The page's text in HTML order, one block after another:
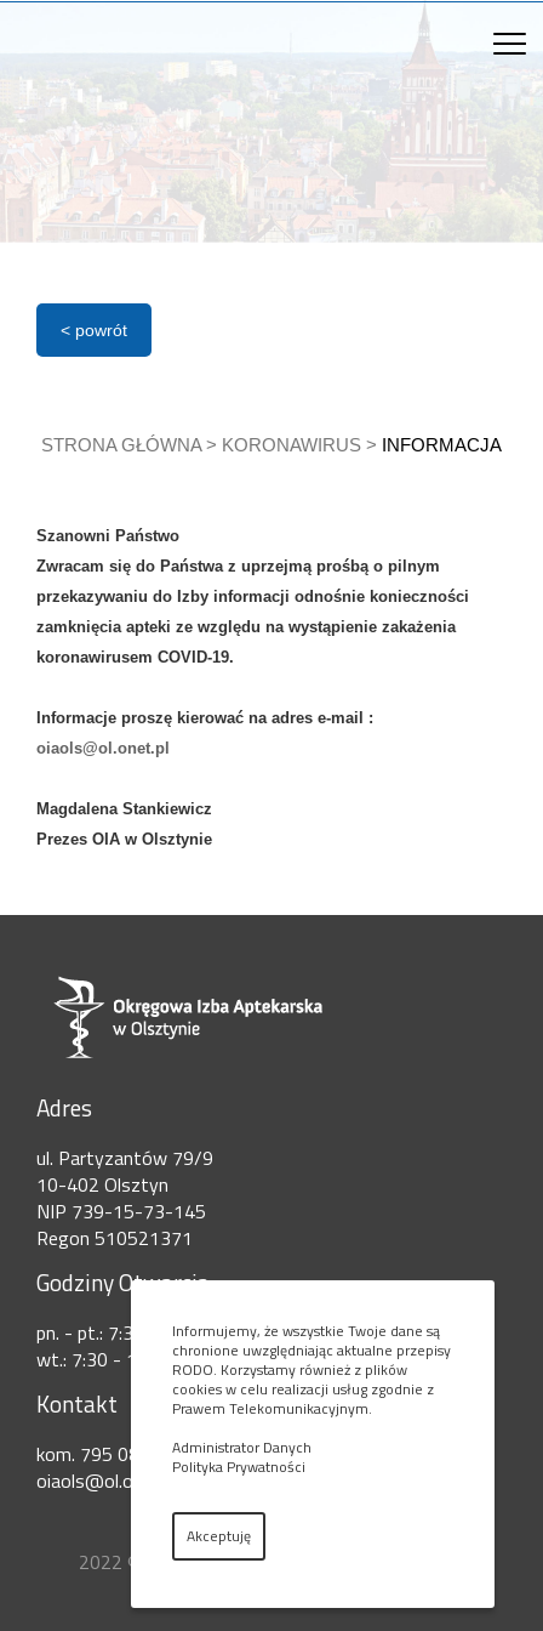
< powrót
STRONA GŁÓWNA> KORONAWIRUS > INFORMACJA
Szanowni Państwo
Zwracam się do Państwa z uprzejmą prośbą o pilnym
przekazywaniu do Izby informacji odnośnie konieczności
zamknięcia apteki ze względu na wystąpienie zakażenia
koronawirusem COVID-19.
Informacje proszę kierować na adres e-mail :
oiaols@ol.onet.pl
Magdalena Stankiewicz
Prezes OIA w Olsztynie
Adres
ul. Partyzantów 79/9
10-402 Olsztyn
NIP 739-15-73-145
Regon 510521371
Godziny Otwarcia
pn. - pt.: 7:30 - 15:00
wt.: 7:30 - 17:30
Kontakt
kom. 795 080 777
oiaols@ol.onet.pl
2022 © Okręgowa Izba Aptekarska w Olsztynie
Informujemy, że wszystkie Twoje dane są
chronione uwzględniając aktualne przepisy
RODO. Korzystamy również z plików
cookies w celu realizacji usług zgodnie z
Prawem Telekomunikacyjnym.
Administrator Danych
Polityka Prywatności
Akceptuję